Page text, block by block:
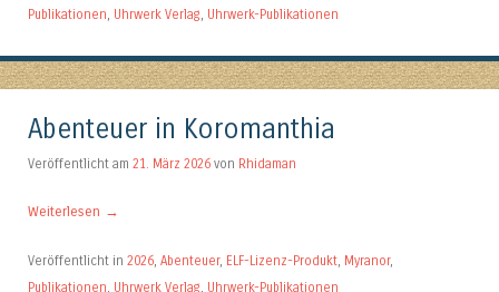
Publikationen, Uhrwerk Verlag, Uhrwerk-Publikationen
Abenteuer in Koromanthia
Veröffentlicht am 21. März 2026 von Rhidaman
Weiterlesen →
Veröffentlicht in 2026 Abenteuer, ELF-Lizenz-Produkt Myranor,
Publikationen Uhrwerk Verlag Uhrwerk-Publikationen